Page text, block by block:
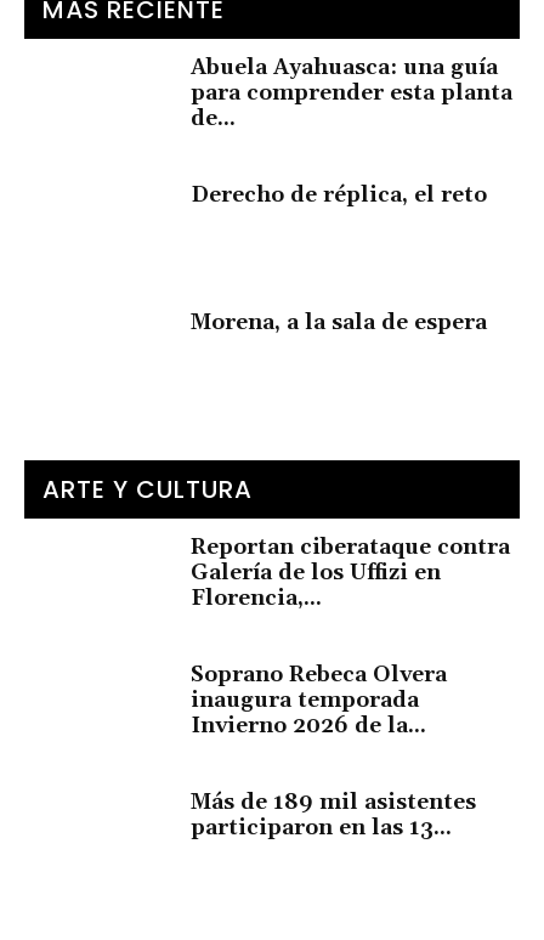
MÁS RECIENTE
Abuela Ayahuasca: una guía
para comprender esta planta
de...
Derecho de réplica, el reto
Morena, a la sala de espera
ARTE Y CULTURA
Reportan ciberataque contra
Galería de los Uffizi en
Florencia,...
Soprano Rebeca Olvera
inaugura temporada
Invierno 2026 de la...
Más de 189 mil asistentes
participaron en las 13...